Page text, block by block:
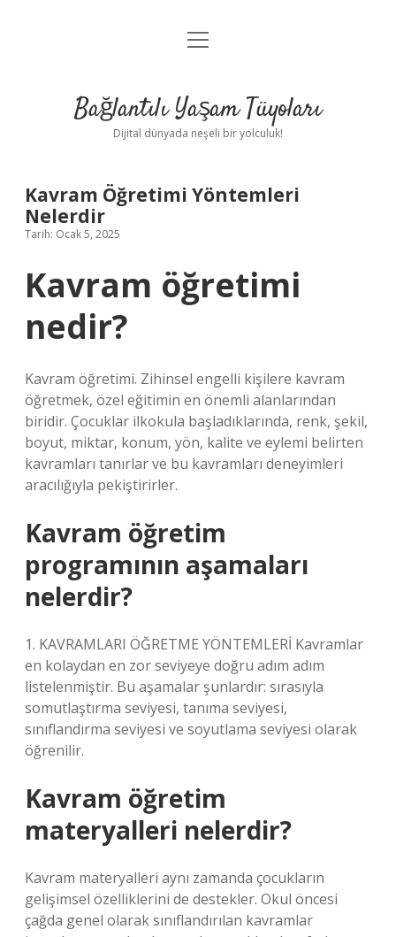
Anasayfa
Yasal Uyarı
menüyü
Bağlantılı Yaşam Tüyoları
Dijital dünyada neşeli bir yolculuk!
Kavram Öğretimi Yöntemleri
Nelerdir
Tarih: Ocak 5, 2025
Kavram öğretimi
nedir?
Kavram öğretimi. Zihinsel engelli kişilere kavram
öğretmek, özel eğitimin en önemli alanlarından
biridir. Çocuklar ilkokula başladıklarında, renk, şekil,
boyut, miktar, konum, yön, kalite ve eylemi belirten
kavramları tanırlar ve bu kavramları deneyimleri
aracılığıyla pekiştirirler.
Kavram öğretim
programının aşamaları
nelerdir?
1. KAVRAMLARI ÖĞRETME YÖNTEMLERİ Kavramlar
en kolaydan en zor seviyeye doğru adım adım
listelenmiştir. Bu aşamalar şunlardır: sırasıyla
somutlaştırma seviyesi, tanıma seviyesi,
sınıflandırma seviyesi ve soyutlama seviyesi olarak
öğrenilir.
Kavram öğretim
materyalleri nelerdir?
Kavram materyalleri aynı zamanda çocukların
gelişimsel özelliklerini de destekler. Okul öncesi
çağda genel olarak sınıflandırılan kavramlar